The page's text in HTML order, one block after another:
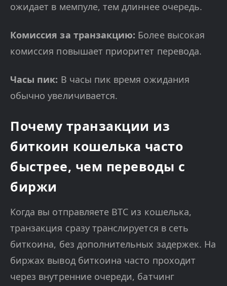
ожидает в мемпуле, тем длиннее очередь.
Комиссия за транзакцию: Более высокая
комиссия повышает приоритет перевода.
Часы пик: В часы пик время ожидания
обычно увеличивается.
Почему транзакции из
биткоин кошелька часто
быстрее, чем переводы с
биржи
Когда вы отправляете BTC из кошелька,
транзакция сразу транслируется в сеть
биткоина, без дополнительных задержек. На
биржах вывод биткоина часто проходит
через внутренние очереди, батчинг